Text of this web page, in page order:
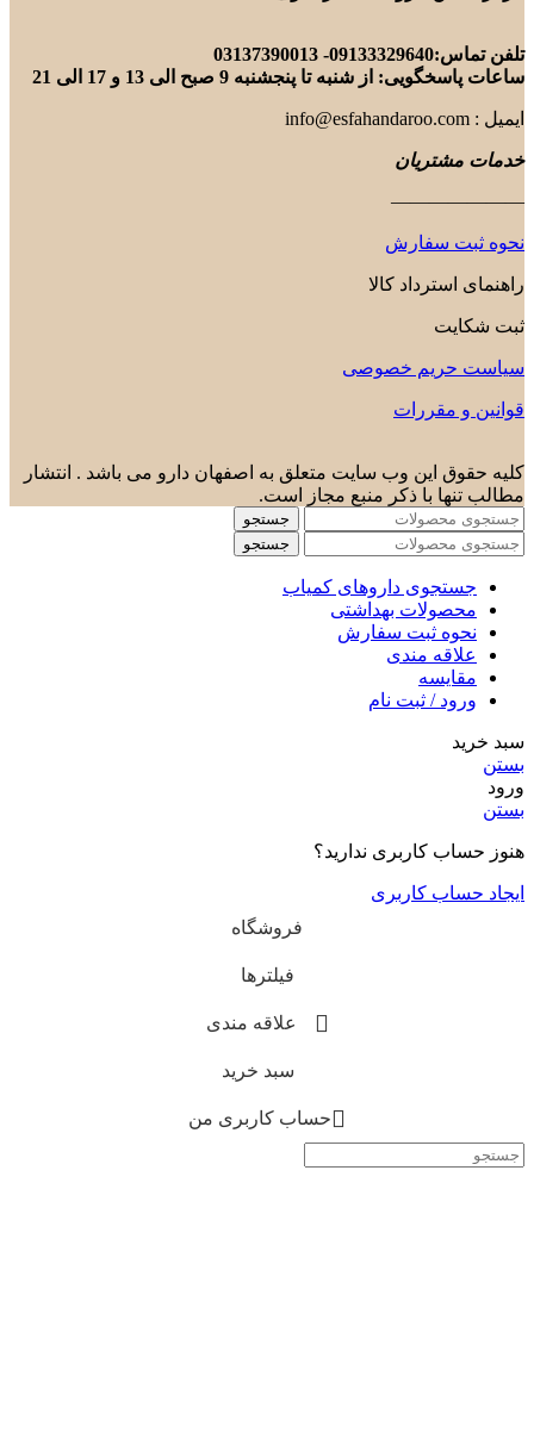
شنبه تا پنجشنبه 9 صبح الی 13 و 17 الی 21
کالا
خصوصی
وب سایت متعلق به اصفهان دارو می باشد . انتشار
با ذکر منبع مجاز است.
داروهای کمیاب
بهداشتی
ثبت سفارش
مندی
/ ثبت نام
ندارید؟
کاربری
علاقه مندی
حساب کاربری من